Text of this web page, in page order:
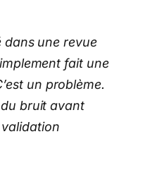
dans une revue
fait une
un problème.
bruit avant
validation